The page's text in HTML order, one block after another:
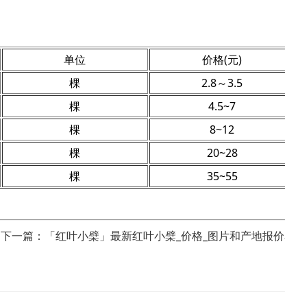
单位
价格(元)
棵
2.8～3.5
棵
4.5~7
棵
8~12
棵
20~28
棵
35~55
下一篇：「红叶小檗」最新红叶小檗_价格_图片和产地报